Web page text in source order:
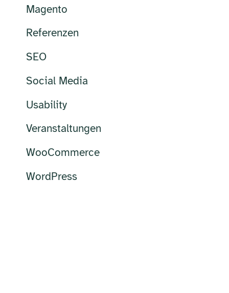
Magento
Referenzen
SEO
Social Media
Usability
Veranstaltungen
WooCommerce
WordPress